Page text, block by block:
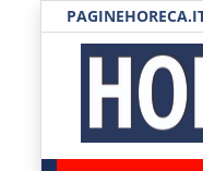
Notizie
Notizie HORECA